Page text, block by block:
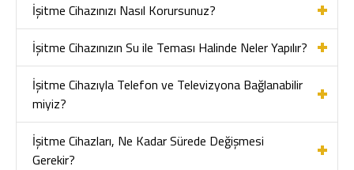
İşitme Cihazınızı Nasıl Korursunuz?
İşitme Cihazınızın Su ile Teması Halinde Neler Yapılır?
İşitme Cihazıyla Telefon ve Televizyona Bağlanabilir
miyiz?
İşitme Cihazları, Ne Kadar Sürede Değişmesi
Gerekir?